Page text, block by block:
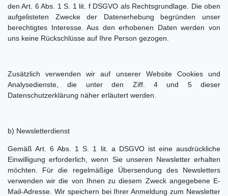
den Art. 6 Abs. 1 S. 1 lit. f DSGVO als Rechtsgrundlage. Die oben
aufgelisteten Zwecke der Datenerhebung begründen unser
berechtigtes Interesse. Aus den erhobenen Daten werden von
uns keine Rückschlüsse auf Ihre Person gezogen.
Zusätzlich verwenden wir auf unserer Website Cookies und
Analysedienste, die unter den Ziff. 4 und 5 dieser
Datenschutzerklärung näher erläutert werden.
b) Newsletterdienst
Gemäß Art. 6 Abs. 1 S. 1 lit. a DSGVO ist eine ausdrückliche
Einwilligung erforderlich, wenn Sie unseren Newsletter erhalten
möchten. Für die regelmäßige Übersendung des Newsletters
verwenden wir die von Ihnen zu diesem Zweck angegebene E-
Mail-Adresse. Wir speichern bei Ihrer Anmeldung zum Newsletter